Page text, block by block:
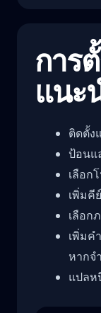
การ
แนะ
ติดตั้ง
ป้อนแ
เลือก
เพิ่มคี
เลือก
เพิ่มค
หากจ
แปลห